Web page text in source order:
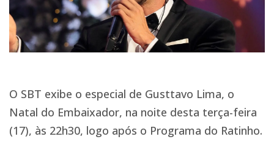
O SBT exibe o especial de Gusttavo Lima, o
Natal do Embaixador, na noite desta terça-feira
(17), às 22h30, logo após o Programa do Ratinho.